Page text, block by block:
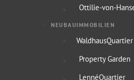
Ottilie-von-
NEUBAUIMMOBILIEN
WaldhausQuartier
Property Garden
LennéQuartier